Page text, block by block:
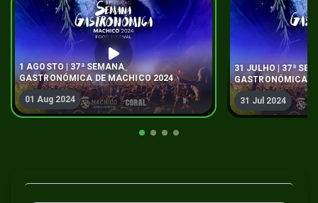
1 AGOSTO | 37ª SEMANA
GASTRONÓMICA DE MACHICO 2024
01 Aug 2024
31 JULHO | 37ª
GASTRONÓMICA
31 Jul 2024